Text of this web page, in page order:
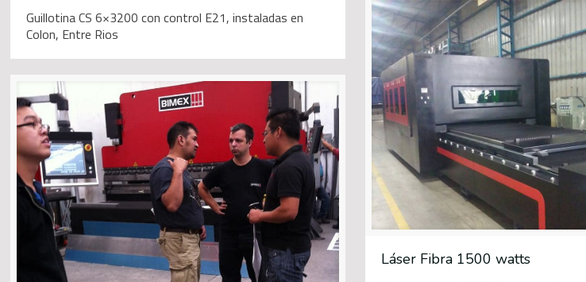
Guillotina CS 6×3200 con control E21, instaladas en
Colon, Entre Rios
Láser Fibra 1500 watts